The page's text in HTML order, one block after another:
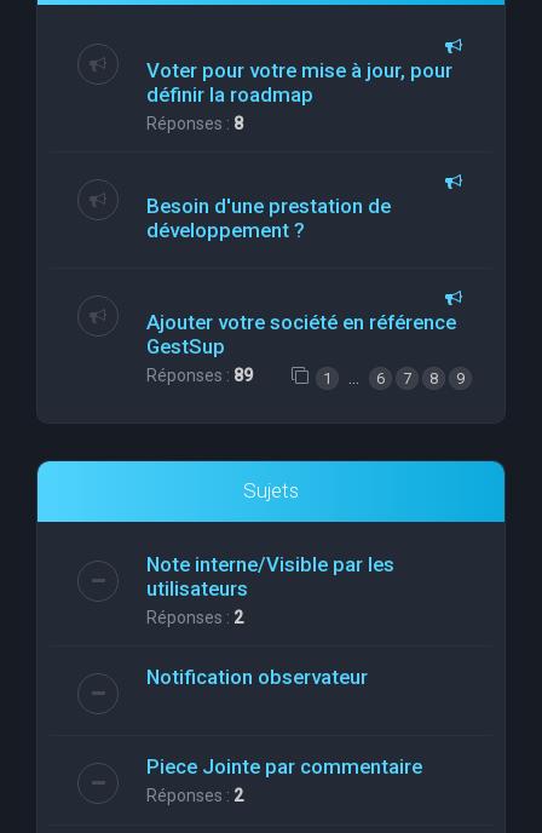
Voter pour votre mise à jour, pour
définir la roadmap
Réponses : 8
Besoin d'une prestation de
développement ?
Ajouter votre société en référence
GestSup
Réponses : 89 1 6 7 8 9
Sujets
Note interne/Visible par les
utilisateurs
Réponses : 2
Notification observateur
Piece Jointe par commentaire
Réponses : 2